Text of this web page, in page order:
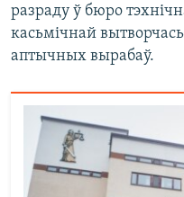
разраду ў бюро
касьмічнай
аптычных вырабаў.